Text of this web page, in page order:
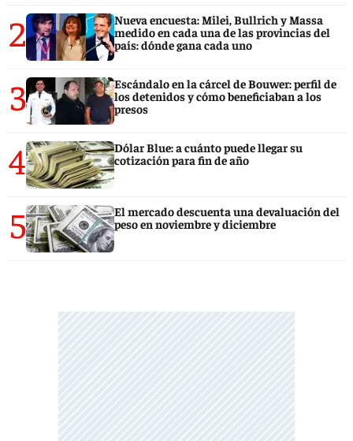
2
Nueva encuesta: Milei, Bullrich y Massa
medido en cada una de las provincias del
país: dónde gana cada uno
3
Escándalo en la cárcel de Bouwer: perfil de
los detenidos y cómo beneficiaban a los
presos
4
Dólar Blue: a cuánto puede llegar su
cotización para fin de año
5
El mercado descuenta una devaluación del
peso en noviembre y diciembre